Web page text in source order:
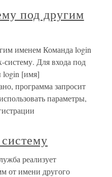
под другим
именем Команда login
систему. Для входа под
login [имя]
программа запросит
параметры,
реализует
от имени другого